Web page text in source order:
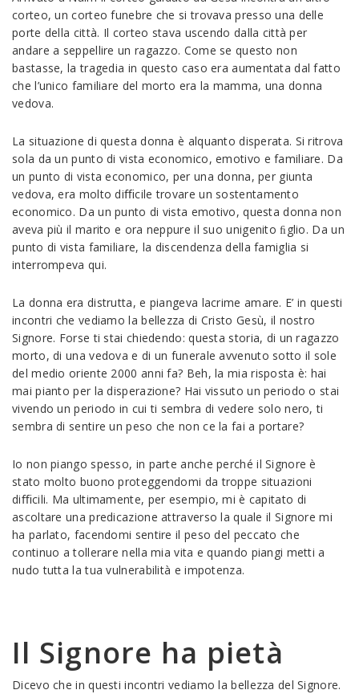
corteo, un corteo funebre che si trovava presso una delle
porte della città. Il corteo stava uscendo dalla città per
andare a seppellire un ragazzo. Come se questo non
bastasse, la tragedia in questo caso era aumentata dal fatto
che l’unico familiare del morto era la mamma, una donna
vedova.
La situazione di questa donna è alquanto disperata. Si ritrova
sola da un punto di vista economico, emotivo e familiare. Da
un punto di vista economico, per una donna, per giunta
vedova, era molto diﬃcile trovare un sostentamento
economico. Da un punto di vista emotivo, questa donna non
aveva più il marito e ora neppure il suo unigenito ﬁglio. Da un
punto di vista familiare, la discendenza della famiglia si
interrompeva qui.
La donna era distrutta, e piangeva lacrime amare. E’ in questi
incontri che vediamo la bellezza di Cristo Gesù, il nostro
Signore. Forse ti stai chiedendo: questa storia, di un ragazzo
morto, di una vedova e di un funerale avvenuto sotto il sole
del medio oriente 2000 anni fa? Beh, la mia risposta è: hai
mai pianto per la disperazione? Hai vissuto un periodo o stai
vivendo un periodo in cui ti sembra di vedere solo nero, ti
sembra di sentire un peso che non ce la fai a portare?
Io non piango spesso, in parte anche perché il Signore è
stato molto buono proteggendomi da troppe situazioni
diﬃcili. Ma ultimamente, per esempio, mi è capitato di
ascoltare una predicazione attraverso la quale il Signore mi
ha parlato, facendomi sentire il peso del peccato che
continuo a tollerare nella mia vita e quando piangi metti a
nudo tutta la tua vulnerabilità e impotenza.
Il Signore ha pietà
Dicevo che in questi incontri vediamo la bellezza del Signore.